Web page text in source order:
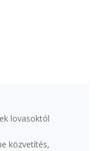
lovasoktól
közvetítés,